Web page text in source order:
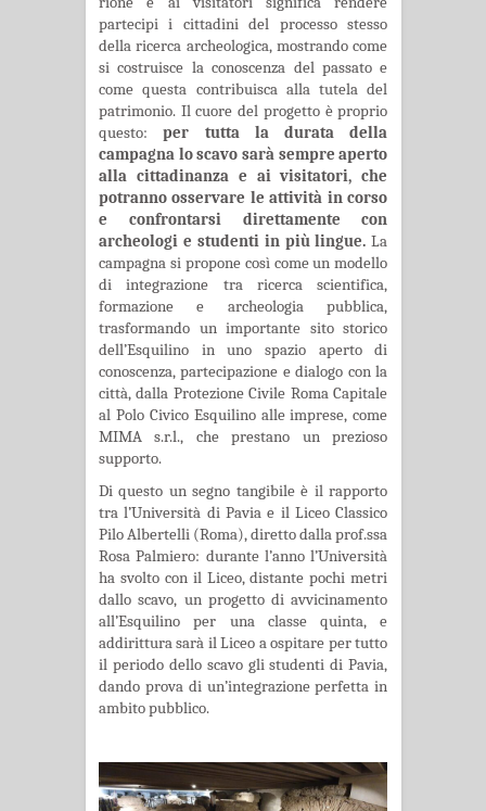
partecipi i cittadini del processo stesso
della ricerca archeologica, mostrando come
si costruisce la conoscenza del passato e
come questa contribuisca alla tutela del
patrimonio. Il cuore del progetto è proprio
questo:per tutta la durata della
campagna lo scavo sarà sempre aperto
alla cittadinanza e ai visitatori, che
potranno osservare le attività in corso
e confrontarsi direttamente con
archeologi e studenti in più lingue. La
campagna si propone così come un modello
di integrazione tra ricerca scientifica,
formazione e archeologia pubblica,
trasformando un importante sito storico
dell’Esquilino in uno spazio aperto di
conoscenza, partecipazione e dialogo con la
città, dalla Protezione Civile Roma Capitale
al Polo Civico Esquilino alle imprese, come
MIMA s.r.l., che prestano un prezioso
supporto.
Di questo un segno tangibile è il rapporto
tra l’Università di Pavia e il Liceo Classico
Pilo Albertelli (Roma), diretto dalla prof.ssa
Rosa Palmiero: durante l’anno l’Università
ha svolto con il Liceo, distante pochi metri
dallo scavo, un progetto di avvicinamento
all’Esquilino per una classe quinta, e
addirittura sarà il Liceo a ospitare per tutto
il periodo dello scavo gli studenti di Pavia,
dando prova di un’integrazione perfetta in
ambito pubblico.